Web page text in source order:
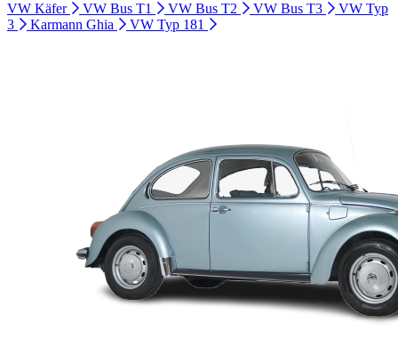
VW Käfer
VW Bus T1 VW Bus T2 VW Bus T3
VW Typ
3
Karmann Ghia VW Typ 181